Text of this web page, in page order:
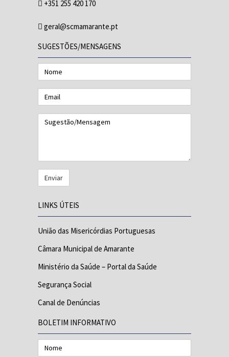
+351 255 420 170
geral@scmamarante.pt
SUGESTÕES/MENSAGENS
Nome
Email
Sugestão/Mensagem
LINKS ÚTEIS
União das Misericórdias Portuguesas
Câmara Municipal de Amarante
Ministério da Saúde – Portal da Saúde
Segurança Social
Canal de Denúncias
BOLETIM INFORMATIVO
Nome